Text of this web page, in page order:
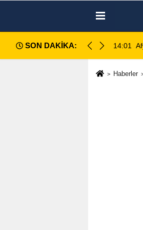
SON DAKİKA:
kavga: 1 ağır yaralı 13:28
Haberler